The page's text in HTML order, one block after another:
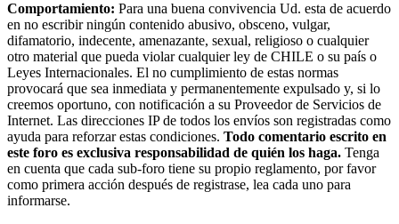
Comportamiento: Para una buena convivencia Ud. esta de acuerdo
en no escribir ningún contenido abusivo, obsceno, vulgar,
difamatorio, indecente, amenazante, sexual, religioso o cualquier
otro material que pueda violar cualquier ley de CHILE o su país o
Leyes Internacionales. El no cumplimiento de estas normas
provocará que sea inmediata y permanentemente expulsado y, si lo
creemos oportuno, con notificación a su Proveedor de Servicios de
Internet. Las direcciones IP de todos los envíos son registradas como
ayuda para reforzar estas condiciones. Todo comentario escrito en
este foro es exclusiva responsabilidad de quién los haga. Tenga
en cuenta que cada sub-foro tiene su propio reglamento, por favor
como primera acción después de registrase, lea cada uno para
informarse.